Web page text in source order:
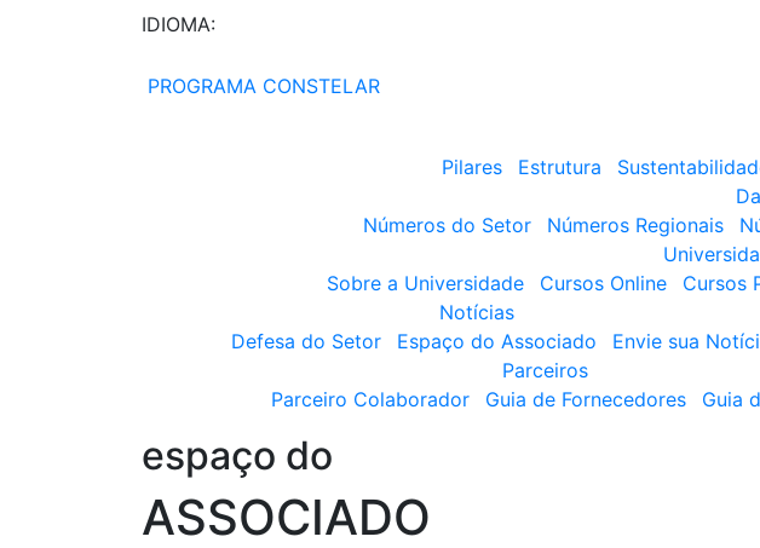
IDIOMA:
PROGRAMA CONSTELAR
Pilares
Estrutura
Números do Setor
Números Regionais
Sobre a Universidade
Cursos Online Cursos
Notícias
Defesa do Setor
Espaço do Associado Envie sua
Parceiros
Parceiro Colaborador
Guia de Fornecedores Guia
espaço do
ASSOCIADO